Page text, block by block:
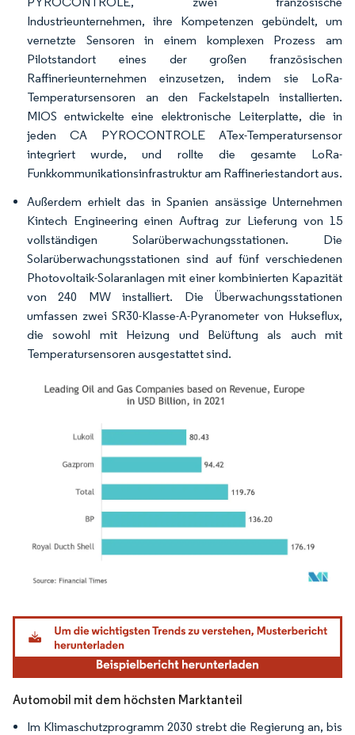
Industrieunternehmen, ihre Kompetenzen gebündelt, um
vernetzte Sensoren in einem komplexen Prozess am
Pilotstandort eines der großen französischen
Raffinerieunternehmen einzusetzen, indem sie LoRa-
Temperatursensoren an den Fackelstapeln installierten.
MIOS entwickelte eine elektronische Leiterplatte, die in
jeden CA PYROCONTROLE ATex-Temperatursensor
integriert wurde, und rollte die gesamte LoRa-
Funkkommunikationsinfrastruktur am Raffineriestandort aus.
Außerdem erhielt das in Spanien ansässige Unternehmen
Kintech Engineering einen Auftrag zur Lieferung von 15
vollständigen Solarüberwachungsstationen. Die
Solarüberwachungsstationen sind auf fünf verschiedenen
Photovoltaik-Solaranlagen mit einer kombinierten Kapazität
von 240 MW installiert. Die Überwachungsstationen
umfassen zwei SR30-Klasse-A-Pyranometer von Hukseflux,
die sowohl mit Heizung und Belüftung als auch mit
Temperatursensoren ausgestattet sind.
Bild © Mordor Intelligence. Wiederverwendung erfordert Namensnennung gemäß
Automobil mit dem höchsten Marktanteil
Im Klimaschutzprogramm 2030 strebt die Regierung an, bis